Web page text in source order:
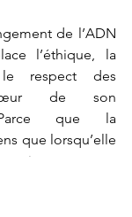
de l’ADN
l’éthique, la
respect des
de son
Parce que la
que lorsqu’elle